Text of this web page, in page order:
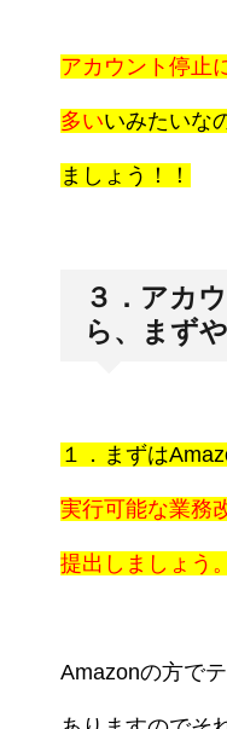
アカウント停止
多いいみたいな
ましょう！！
３．アカ
ら、まず
１．まずは
実行可能な業務
提出しましょう。
Amazonの方で